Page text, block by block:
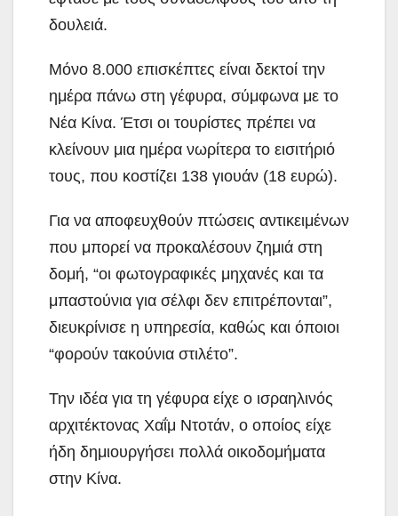
δουλειά.
Μόνο 8.000 επισκέπτες είναι δεκτοί την
ημέρα πάνω στη γέφυρα, σύμφωνα με το
Νέα Κίνα. Έτσι οι τουρίστες πρέπει να
κλείνουν μια ημέρα νωρίτερα το εισιτήριό
τους, που κοστίζει 138 γιουάν (18 ευρώ).
Για να αποφευχθούν πτώσεις αντικειμένων
που μπορεί να προκαλέσουν ζημιά στη
δομή, “οι φωτογραφικές μηχανές και τα
μπαστούνια για σέλφι δεν επιτρέπονται”,
διευκρίνισε η υπηρεσία, καθώς και όποιοι
“φορούν τακούνια στιλέτο”.
Την ιδέα για τη γέφυρα είχε ο ισραηλινός
αρχιτέκτονας Χαΐμ Ντοτάν, ο οποίος είχε
ήδη δημιουργήσει πολλά οικοδομήματα
στην Κίνα.